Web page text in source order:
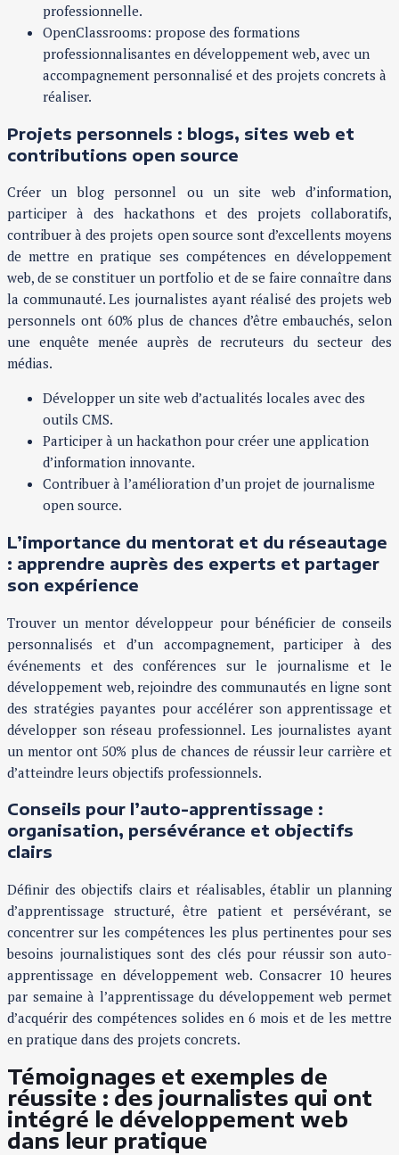
professionnelle.
OpenClassrooms: propose des formations
professionnalisantes en développement web, avec un
accompagnement personnalisé et des projets concrets à
réaliser.
Projets personnels : blogs, sites web et
contributions open source
Créer un blog personnel ou un site web d’information,
participer à des hackathons et des projets collaboratifs,
contribuer à des projets open source sont d’excellents moyens
de mettre en pratique ses compétences en développement
web, de se constituer un portfolio et de se faire connaître dans
la communauté. Les journalistes ayant réalisé des projets web
personnels ont 60% plus de chances d’être embauchés, selon
une enquête menée auprès de recruteurs du secteur des
médias.
Développer un site web d’actualités locales avec des
outils CMS.
Participer à un hackathon pour créer une application
d’information innovante.
Contribuer à l’amélioration d’un projet de journalisme
open source.
L’importance du mentorat et du réseautage
: apprendre auprès des experts et partager
son expérience
Trouver un mentor développeur pour bénéficier de conseils
personnalisés et d’un accompagnement, participer à des
événements et des conférences sur le journalisme et le
développement web, rejoindre des communautés en ligne sont
des stratégies payantes pour accélérer son apprentissage et
développer son réseau professionnel. Les journalistes ayant
un mentor ont 50% plus de chances de réussir leur carrière et
d’atteindre leurs objectifs professionnels.
Conseils pour l’auto-apprentissage :
organisation, persévérance et objectifs
clairs
Définir des objectifs clairs et réalisables, établir un planning
d’apprentissage structuré, être patient et persévérant, se
concentrer sur les compétences les plus pertinentes pour ses
besoins journalistiques sont des clés pour réussir son auto-
apprentissage en développement web. Consacrer 10 heures
par semaine à l’apprentissage du développement web permet
d’acquérir des compétences solides en 6 mois et de les mettre
en pratique dans des projets concrets.
Témoignages et exemples de
réussite : des journalistes qui ont
intégré le développement web
dans leur pratique